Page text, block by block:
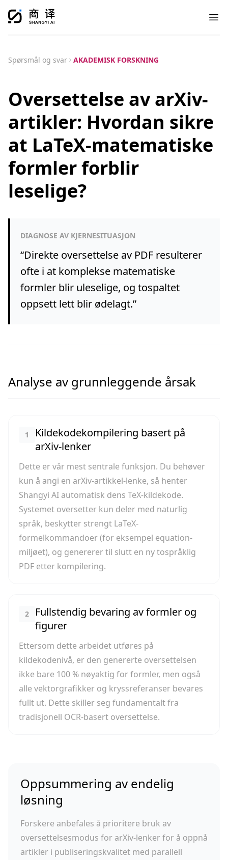
Spørsmål og svar AKADEMISK FORSKNING
Oversettelse av arXiv-
artikler: Hvordan sikre
at LaTeX-matematiske
formler forblir
leselige?
DIAGNOSE AV KJERNESITUASJON
“Direkte oversettelse av PDF resulterer
ofte i at komplekse matematiske
formler blir uleselige, og tospaltet
oppsett lett blir ødelagt.”
Analyse av grunnleggende årsak
1
Kildekodekompilering basert på
arXiv-lenker
Dette er vår mest sentrale funksjon. Du behøver
kun å angi en arXiv-artikkel-lenke, så henter
Shangyi AI automatisk dens TeX-kildekode.
Systemet oversetter kun deler med naturlig
språk, beskytter strengt LaTeX-
formelkommandoer (for eksempel equation-
miljøet), og genererer til slutt en ny tospråklig
PDF etter kompilering.
2
Fullstendig bevaring av formler og
figurer
Ettersom dette arbeidet utføres på
kildekodenivå, er den genererte oversettelsen
ikke bare 100 % nøyaktig for formler, men også
alle vektorgrafikker og kryssreferanser bevares
fullt ut. Dette skiller seg fundamentalt fra
tradisjonell OCR-basert oversettelse.
Oppsummering av endelig
løsning
Forskere anbefales å prioritere bruk av
oversettelsesmodus for arXiv-lenker for å oppnå
artikler i publiseringskvalitet med parallell